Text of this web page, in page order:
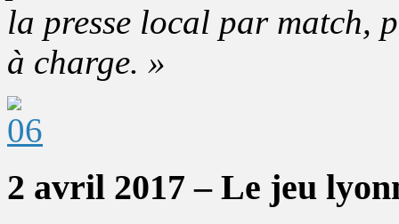
la presse local par match,
à charge. »
2 avril 2017 – Le jeu